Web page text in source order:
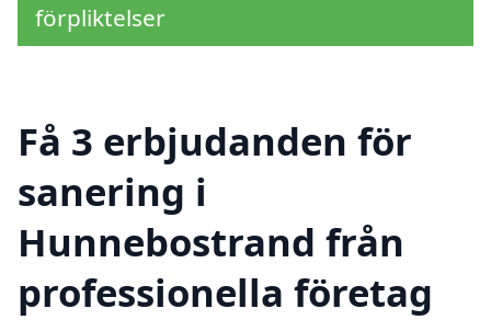
förpliktelser
Få 3 erbjudanden för
sanering i
Hunnebostrand från
professionella företag